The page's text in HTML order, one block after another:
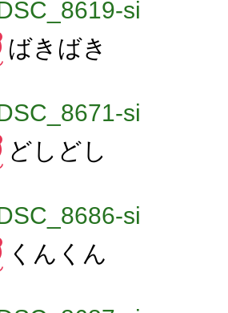
ばきばき
どしどし
くんくん